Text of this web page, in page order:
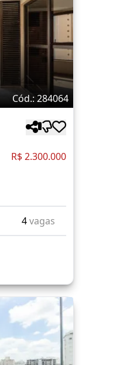
Cód.: 284064
R$ 2.300.000
4vagas